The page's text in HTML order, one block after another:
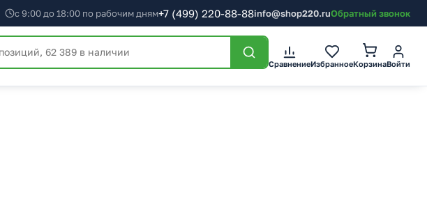
с 9:00 до 18:00 по рабочим дням+7 (499) 220-88-88info@shop220.ruОбратный звонок
СравнениеИзбранноеКорзинаВойти